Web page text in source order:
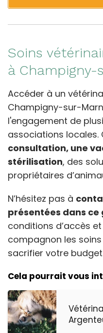
Soins
à Champigny-
Accéder à un
Champigny-sur-
l'engagement de
associations locales.
consultation, une
stérilisation, des
propriétaires
N’hésitez pas à
présentées dans ce
conditions d’accès
compagnon les soins
sacrifier votre
Cela pourrait vous